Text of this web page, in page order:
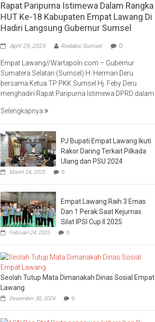
Rapat Paripurna Istimewa Dalam Rangka
HUT Ke-18 Kabupaten Empat Lawang Di
Hadiri Langsung Gubernur Sumsel
April 29, 2025 Redaksi Sumsel 0
Empat Lawang//Wartapolri.com – Gubernur
Sumatera Selatan (Sumsel) H. Herman Deru
bersama Ketua TP PKK Sumsel Hj. Feby Deru
menghadiri Rapat Paripurna Istimewa DPRD dalam
Selengkapnya
PJ Bupati Empat Lawang Ikuti
Rakor Daring Terkait Pilkada
Ulang dan PSU 2024
Maret 24, 2025 0
Empat Lawang Raih 3 Emas
Dan 1 Perak Saat Kejurnas
Silat IPSI Cup II 2025
Februari 24, 2025 0
Seolah Tutup Mata Dimanakah Dinas Sosial Empat
Lawang
Desember 30, 2024 0